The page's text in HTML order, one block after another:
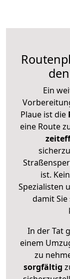
Ein
Plaue ist die
eine Route
ist.
Spezialisten
damit
In der Tat
einem
zu
sorgfältig